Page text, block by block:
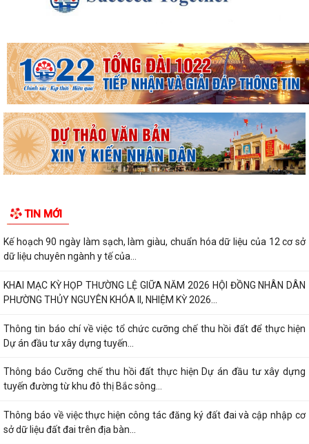
TIN MỚI
Kế hoạch 90 ngày làm sạch, làm giàu, chuẩn hóa dữ liệu của 12 cơ sở
dữ liệu chuyên ngành y tế của...
KHAI MẠC KỲ HỌP THƯỜNG LỆ GIỮA NĂM 2026 HỘI ĐỒNG NHÂN DÂN
PHƯỜNG THỦY NGUYÊN KHÓA II, NHIỆM KỲ 2026...
Thông tin báo chí về việc tổ chức cưỡng chế thu hồi đất để thực hiện
Dự án đầu tư xây dựng tuyến...
Thông báo Cưỡng chế thu hồi đất thực hiện Dự án đầu tư xây dựng
tuyến đường từ khu đô thị Bắc sông...
Thông báo về việc thực hiện công tác đăng ký đất đai và cập nhập cơ
sở dữ liệu đất đai trên địa bàn...